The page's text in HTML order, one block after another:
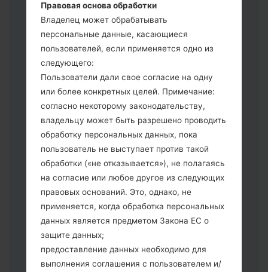
выберите HOME_CSC _ *** для
сохранения Ваших данных.
Теперь выключите устройство и
войдите в "Download" режим. Все
методы как это сделать:
Нажмите и удерживайте клавиши:
питание, громкости и Bixbi.
Нажмите и удерживайте клавиши:
регулировки громкости. Подключив
телефон к ПК используя USB кабель.
Нажмите и удерживайте клавиши:
питание, громкости и домой.
Подключите USB кабель и нажмите
клавиши: уменьшение звука и Bixbi.
Нажмите и удерживайте клавиши:
питания и увеличения громкости
Далее подключите к компьютеру,
программа Odin должна определить
Правовая основа обработки
Владелец может обрабатывать
персональные данные, касающиеся
пользователей, если применяется одно из
следующего:
Пользователи дали свое согласие на одну
или более конкретных целей. Примечание:
согласно некоторому законодательству,
владельцу может быть разрешено проводить
обработку персональных данных, пока
пользователь не выступает против такой
обработки («не отказывается»), не полагаясь
на согласие или любое другое из следующих
правовых оснований. Это, однако, не
применяется, когда обработка персональных
данных является предметом Закона ЕС о
защите данных;
предоставление данных необходимо для
выполнения соглашения с пользователем и/